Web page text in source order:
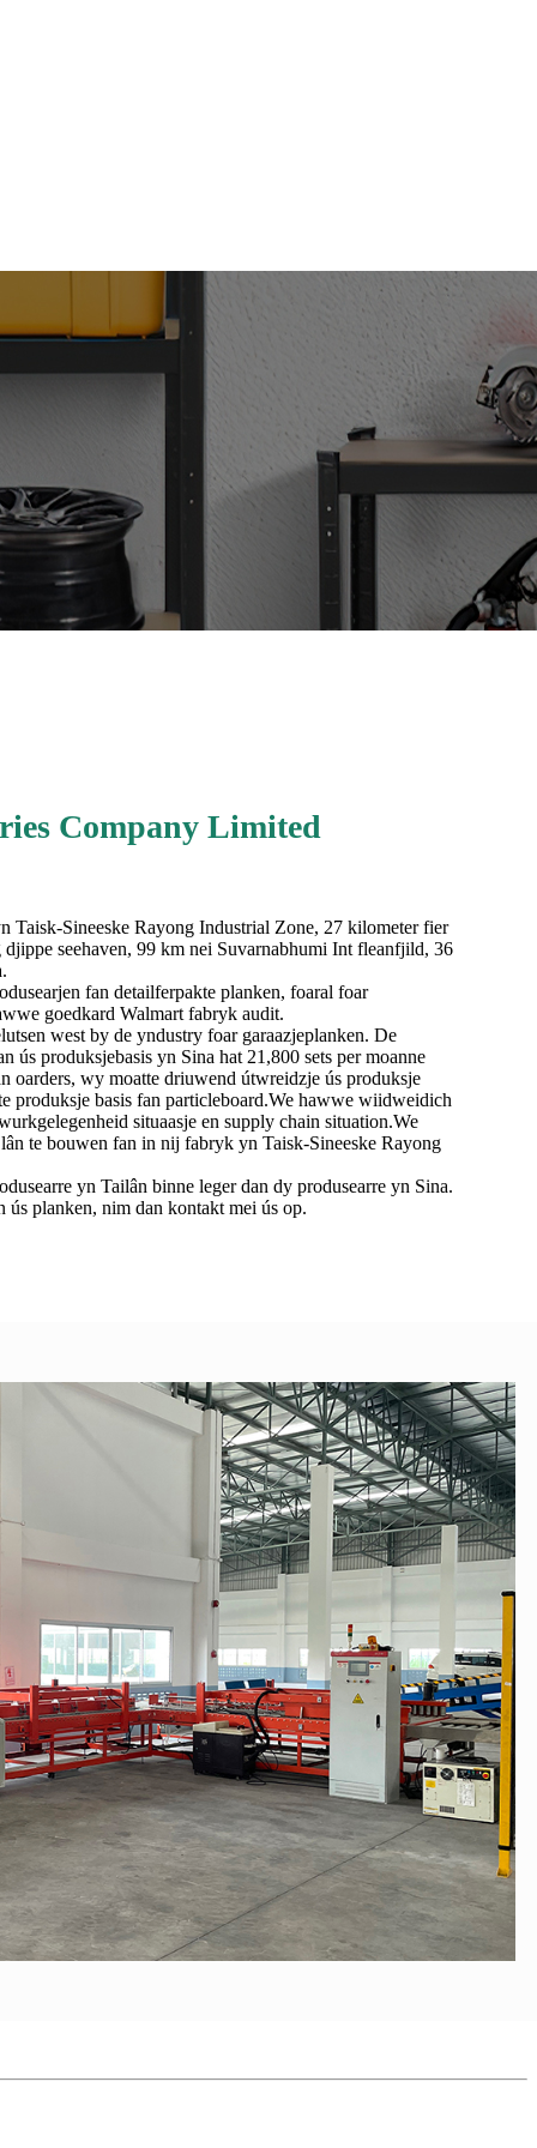
Company Limited
Taisk-Sineeske Rayong Industrial Zone, 27 kilometer fier
djippe seehaven, 99 km nei Suvarnabhumi Int fleanfjild, 36
fan detailferpakte planken, foaral foar
goedkard Walmart fabryk audit.
west by de yndustry foar garaazjeplanken. De
ús produksjebasis yn Sina hat 21,800 sets per moanne
oarders, wy moatte driuwend útwreidzje ús produksje
produksje basis fan particleboard.We hawwe wiidweidich
situaasje en supply chain situation.We
te bouwen fan in nij fabryk yn Taisk-Sineeske Rayong
yn Tailân binne leger dan dy produsearre yn Sina.
ús planken, nim dan kontakt mei ús op.